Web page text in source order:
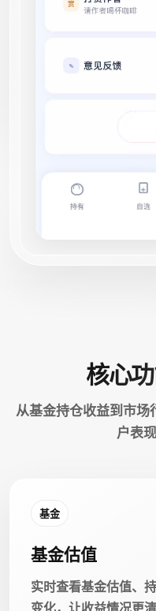
核心
从基金持仓收益到市场
户表
基金
基金估值
实时查看基金估值、
变化，让收益情况更清